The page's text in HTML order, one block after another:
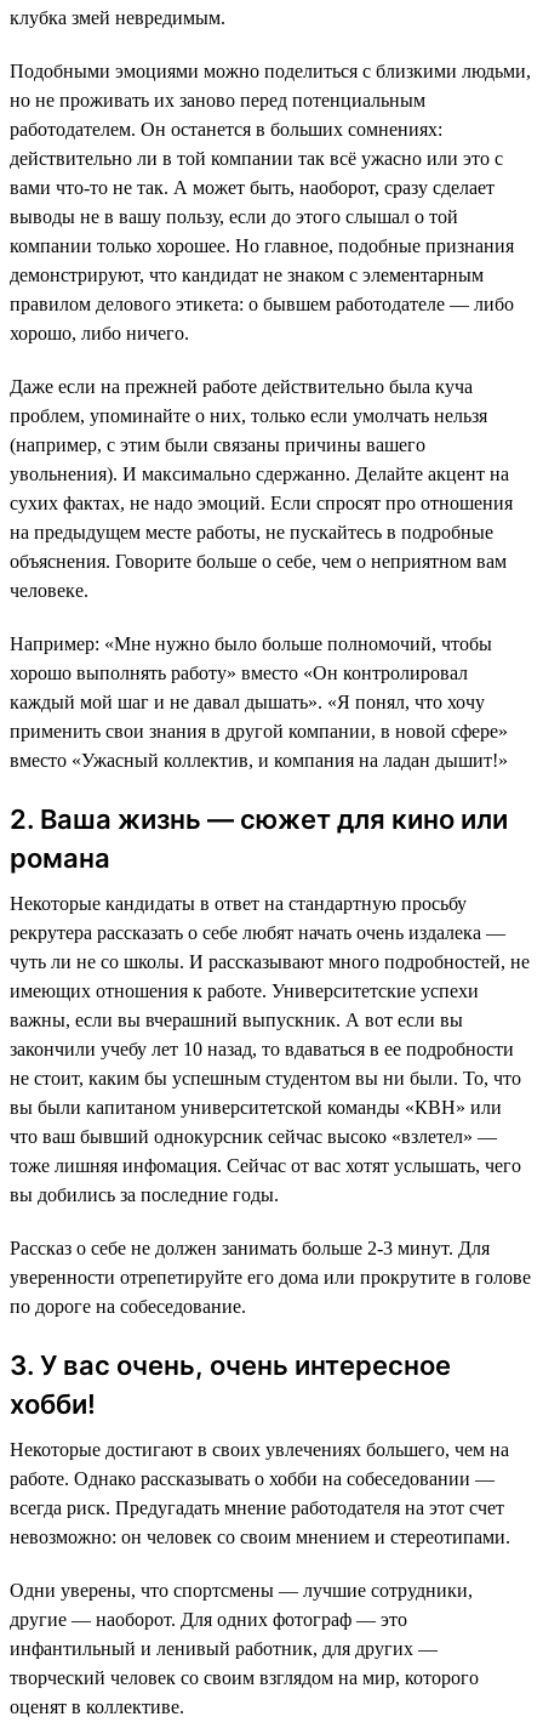
клубка змей невредимым.
Подобными эмоциями можно поделиться с близкими людьми,
но не проживать их заново перед потенциальным
работодателем. Он останется в больших сомнениях:
действительно ли в той компании так всё ужасно или это с
вами что-то не так. А может быть, наоборот, сразу сделает
выводы не в вашу пользу, если до этого слышал о той
компании только хорошее. Но главное, подобные признания
демонстрируют, что кандидат не знаком с элементарным
правилом делового этикета: о бывшем работодателе — либо
хорошо, либо ничего.
Даже если на прежней работе действительно была куча
проблем, упоминайте о них, только если умолчать нельзя
(например, с этим были связаны причины вашего
увольнения). И максимально сдержанно. Делайте акцент на
сухих фактах, не надо эмоций. Если спросят про отношения
на предыдущем месте работы, не пускайтесь в подробные
объяснения. Говорите больше о себе, чем о неприятном вам
человеке.
Например: «Мне нужно было больше полномочий, чтобы
хорошо выполнять работу» вместо «Он контролировал
каждый мой шаг и не давал дышать». «Я понял, что хочу
применить свои знания в другой компании, в новой сфере»
вместо «Ужасный коллектив, и компания на ладан дышит!»
2. Ваша жизнь — сюжет для кино или
романа
Некоторые кандидаты в ответ на стандартную просьбу
рекрутера рассказать о себе любят начать очень издалека —
чуть ли не со школы. И рассказывают много подробностей, не
имеющих отношения к работе. Университетские успехи
важны, если вы вчерашний выпускник. А вот если вы
закончили учебу лет 10 назад, то вдаваться в ее подробности
не стоит, каким бы успешным студентом вы ни были. То, что
вы были капитаном университетской команды «КВН» или
что ваш бывший однокурсник сейчас высоко «взлетел» —
тоже лишняя инфомация. Сейчас от вас хотят услышать, чего
вы добились за последние годы.
Рассказ о себе не должен занимать больше 2-3 минут. Для
уверенности отрепетируйте его дома или прокрутите в голове
по дороге на собеседование.
3. У вас очень, очень интересное
хобби!
Некоторые достигают в своих увлечениях большего, чем на
работе. Однако рассказывать о хобби на собеседовании —
всегда риск. Предугадать мнение работодателя на этот счет
невозможно: он человек со своим мнением и стереотипами.
Одни уверены, что спортсмены — лучшие сотрудники,
другие — наоборот. Для одних фотограф — это
инфантильный и ленивый работник, для других —
творческий человек со своим взглядом на мир, которого
оценят в коллективе.